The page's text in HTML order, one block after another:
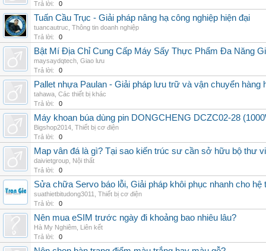
Trả lời:
0
Tuấn Cầu Trục - Giải pháp nâng hạ công nghiệp hiện đại
tuancautruc Thông tin doanh nghiệp
Trả lời:
0
Bật Mí Địa Chỉ Cung Cấp Máy Sấy Thực Phẩm Đa Năng
maysaydqtech Giao lưu
Trả lời:
0
Pallet nhựa Paulan - Giải pháp lưu trữ và vận chuyển hàng
tahawa Các thiết bị khác
Trả lời:
0
Máy khoan búa dùng pin DONGCHENG DCZC02-28
Bigshop2014 Thiết bị cơ điện
Trả lời:
0
Map vân đá là gì? Tại sao kiến trúc sư cần sở hữu bộ thư
daivietgroup Nội thất
Trả lời:
0
Sửa chữa Servo báo lỗi, Giải pháp khôi phục nhanh cho hệ
suathietbitudong3011
Thiết bị cơ điện
Trả lời:
0
Nên mua eSIM trước ngày đi khoảng bao nhiêu lâu?
Hà My Nghiêm Liên kết
Trả lời:
0